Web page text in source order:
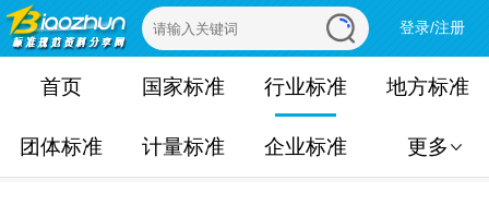
登录/注册
首页 国家标准 行业标准 地方标准
团体标准 计量标准 企业标准 更多